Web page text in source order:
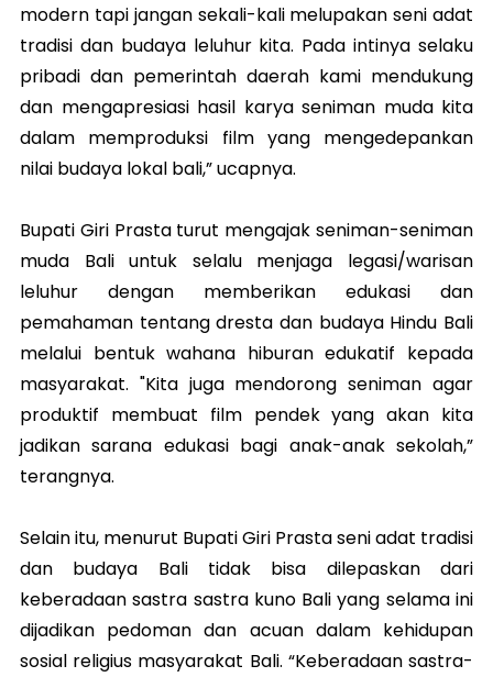
modern tapi jangan sekali-kali melupakan seni adat
tradisi dan budaya leluhur kita. Pada intinya selaku
pribadi dan pemerintah daerah kami mendukung
dan mengapresiasi hasil karya seniman muda kita
dalam memproduksi film yang mengedepankan
nilai budaya lokal bali,” ucapnya.
Bupati Giri Prasta turut mengajak seniman-seniman
muda Bali untuk selalu menjaga legasi/warisan
leluhur dengan memberikan edukasi dan
pemahaman tentang dresta dan budaya Hindu Bali
melalui bentuk wahana hiburan edukatif kepada
masyarakat. "Kita juga mendorong seniman agar
produktif membuat film pendek yang akan kita
jadikan sarana edukasi bagi anak-anak sekolah,”
terangnya.
Selain itu, menurut Bupati Giri Prasta seni adat tradisi
dan budaya Bali tidak bisa dilepaskan dari
keberadaan sastra sastra kuno Bali yang selama ini
dijadikan pedoman dan acuan dalam kehidupan
sosial religius masyarakat Bali. “Keberadaan sastra-